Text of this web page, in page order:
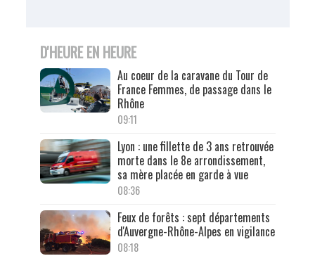
D'HEURE EN HEURE
Au coeur de la caravane du Tour de
France Femmes, de passage dans le
Rhône
09:11
Lyon : une fillette de 3 ans retrouvée
morte dans le 8e arrondissement,
sa mère placée en garde à vue
08:36
Feux de forêts : sept départements
d'Auvergne-Rhône-Alpes en vigilance
08:18